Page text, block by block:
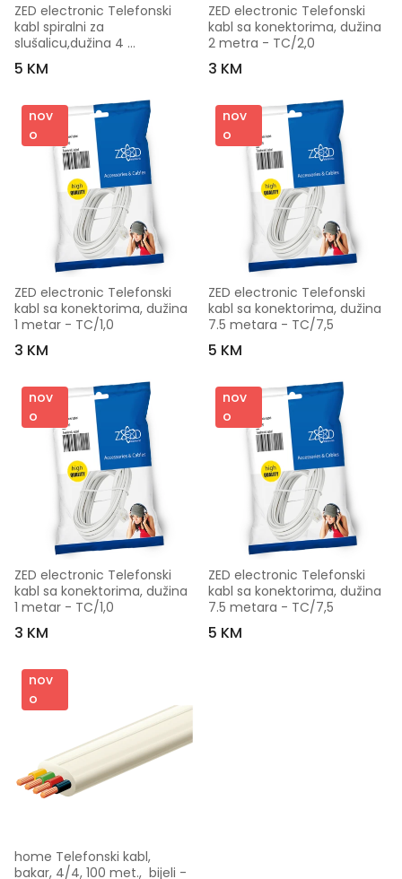
ZED electronic Telefonski
kabl spiralni za
slušalicu,dužina 4
metra,bijeli - T6-4WB
5 KM
ZED electronic Telefonski
kabl sa konektorima, dužina
2 metra - TC/2,0
3 KM
nov
o
ZED electronic Telefonski
kabl sa konektorima, dužina
1 metar - TC/1,0
3 KM
nov
o
ZED electronic Telefonski
kabl sa konektorima, dužina
7.5 metara - TC/7,5
5 KM
nov
o
ZED electronic Telefonski
kabl sa konektorima, dužina
1 metar - TC/1,0
3 KM
nov
o
ZED electronic Telefonski
kabl sa konektorima, dužina
7.5 metara - TC/7,5
5 KM
nov
o
home Telefonski kabl,
bakar, 4/4, 100 met.,  bijeli -